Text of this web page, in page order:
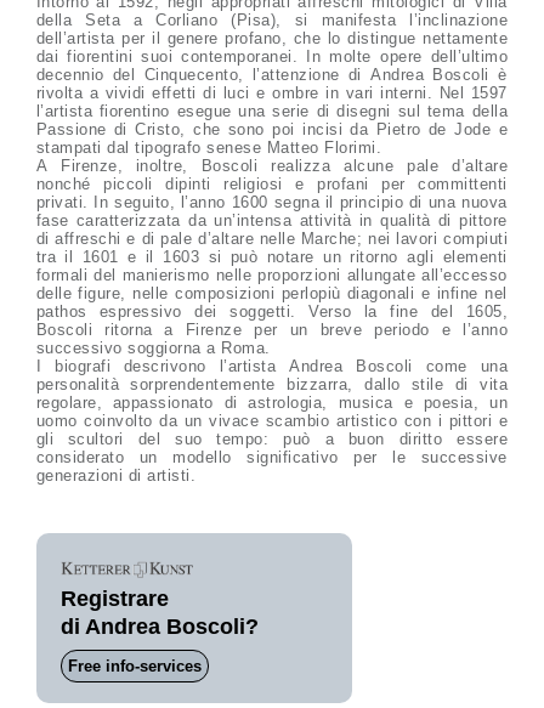
della Seta a Corliano (Pisa), si manifesta l’inclinazione
dell’artista per il genere profano, che lo distingue nettamente
dai fiorentini suoi contemporanei. In molte opere dell’ultimo
decennio del Cinquecento, l’attenzione di Andrea Boscoli è
rivolta a vividi effetti di luci e ombre in vari interni. Nel 1597
l’artista fiorentino esegue una serie di disegni sul tema della
Passione di Cristo, che sono poi incisi da Pietro de Jode e
stampati dal tipografo senese Matteo Florimi.
A Firenze, inoltre, Boscoli realizza alcune pale d’altare
nonché piccoli dipinti religiosi e profani per committenti
privati. In seguito, l’anno 1600 segna il principio di una nuova
fase caratterizzata da un’intensa attività in qualità di pittore
di affreschi e di pale d’altare nelle Marche; nei lavori compiuti
tra il 1601 e il 1603 si può notare un ritorno agli elementi
formali del manierismo nelle proporzioni allungate all’eccesso
delle figure, nelle composizioni perlopiù diagonali e infine nel
pathos espressivo dei soggetti. Verso la fine del 1605,
Boscoli ritorna a Firenze per un breve periodo e l’anno
successivo soggiorna a Roma.
I biografi descrivono l’artista Andrea Boscoli come una
personalità sorprendentemente bizzarra, dallo stile di vita
regolare, appassionato di astrologia, musica e poesia, un
uomo coinvolto da un vivace scambio artistico con i pittori e
gli scultori del suo tempo: può a buon diritto essere
considerato un modello significativo per le successive
generazioni di artisti.
Registrare
di Andrea Boscoli?
Free info-services